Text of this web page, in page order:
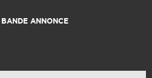
BANDE ANNONCE